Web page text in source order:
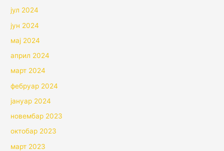
јул 2024
јун 2024
мај 2024
април 2024
март 2024
фебруар 2024
јануар 2024
новембар 2023
октобар 2023
март 2023